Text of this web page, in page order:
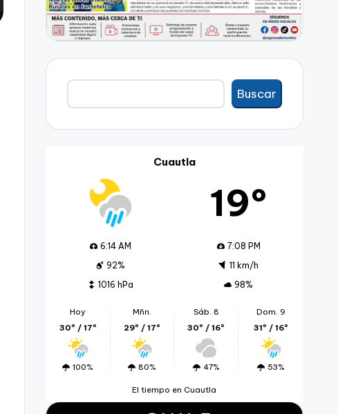
Buscar
Buscar
Cuautla
19º
6:14 AM
7:08 PM
92%
11 km/h
1016 hPa
98%
Hoy
30º / 17º
100%
Mñn.
29º / 17º
80%
Sáb. 8
30º / 16º
47%
Dom. 9
31º / 16º
53%
El tiempo en Cuautla